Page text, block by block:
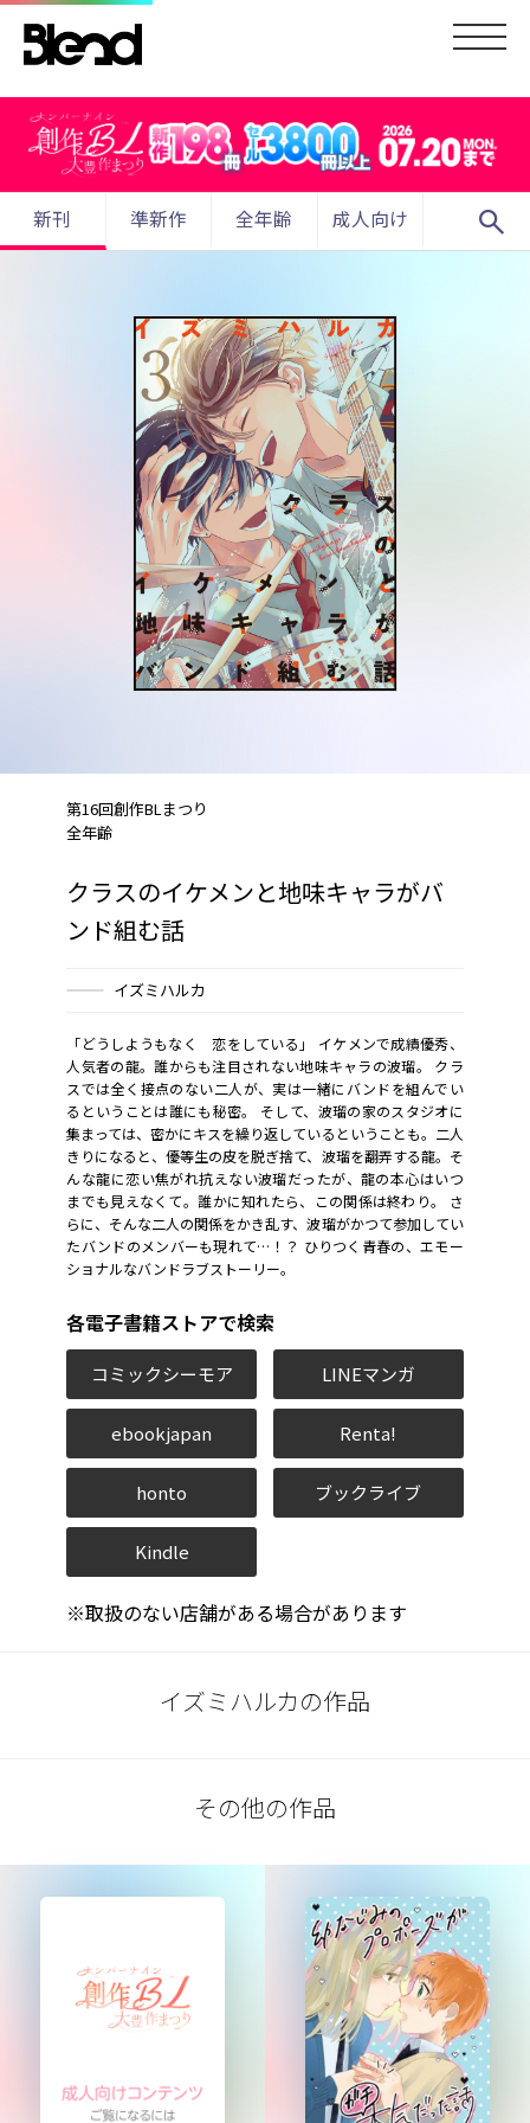
新刊 準新作 全年齢 成人向け search
第16回創作BLまつり
全年齢
クラスのイケメンと地味キャラがバ
ンド組む話
イズミハルカ
「どうしようもなく 恋をしている――」 イケメンで成績優秀、
人気者の龍。誰からも注目されない地味キャラの波瑠。 クラ
スでは全く接点のない二人が、実は一緒にバンドを組んでい
るということは誰にも秘密。 そして、波瑠の家のスタジオに
集まっては、密かにキスを繰り返しているということも。二人
きりになると、優等生の皮を脱ぎ捨て、波瑠を翻弄する龍。そ
んな龍に恋い焦がれ抗えない波瑠だったが、龍の本心はいつ
までも見えなくて――。誰かに知れたら、この関係は終わり。 さ
らに、そんな二人の関係をかき乱す、波瑠がかつて参加してい
たバンドのメンバーも現れて…！？ ひりつく青春の、エモー
ショナルなバンドラブストーリー。
各電子書籍ストアで検索
コミックシーモア LINEマンガ
ebookjapan Renta!
honto ブックライブ
Kindle
※取扱のない店舗がある場合があります
イズミハルカの作品
その他の作品